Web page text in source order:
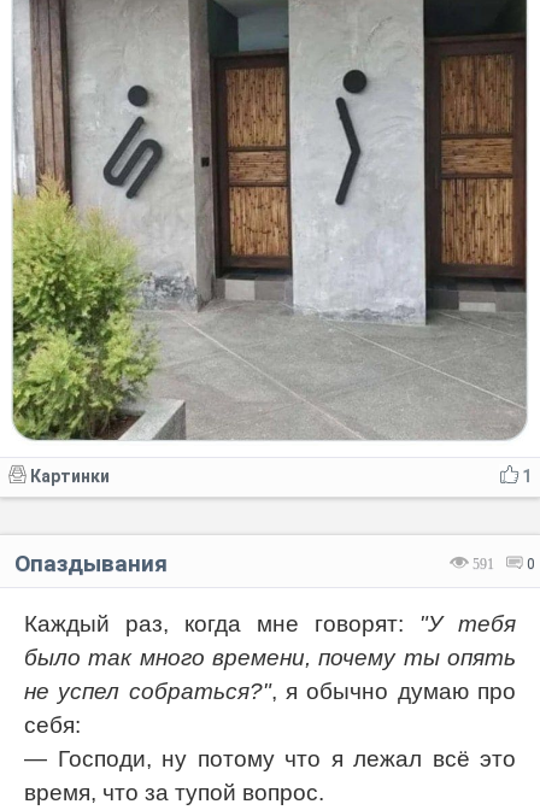
1
Картинки
591 0
Опаздывания
Каждый раз, когда мне говорят: "У тебя
было так много времени, почему ты опять
не успел собраться?", я обычно думаю про
себя:
— Господи, ну потому что я лежал всё это
время, что за тупой вопрос.